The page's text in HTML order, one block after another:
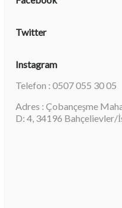
Twitter
Instagram
Telefon : 0507 055 30 05
Adres : Çobançeşme
D: 4, 34196 Bahçelievler/